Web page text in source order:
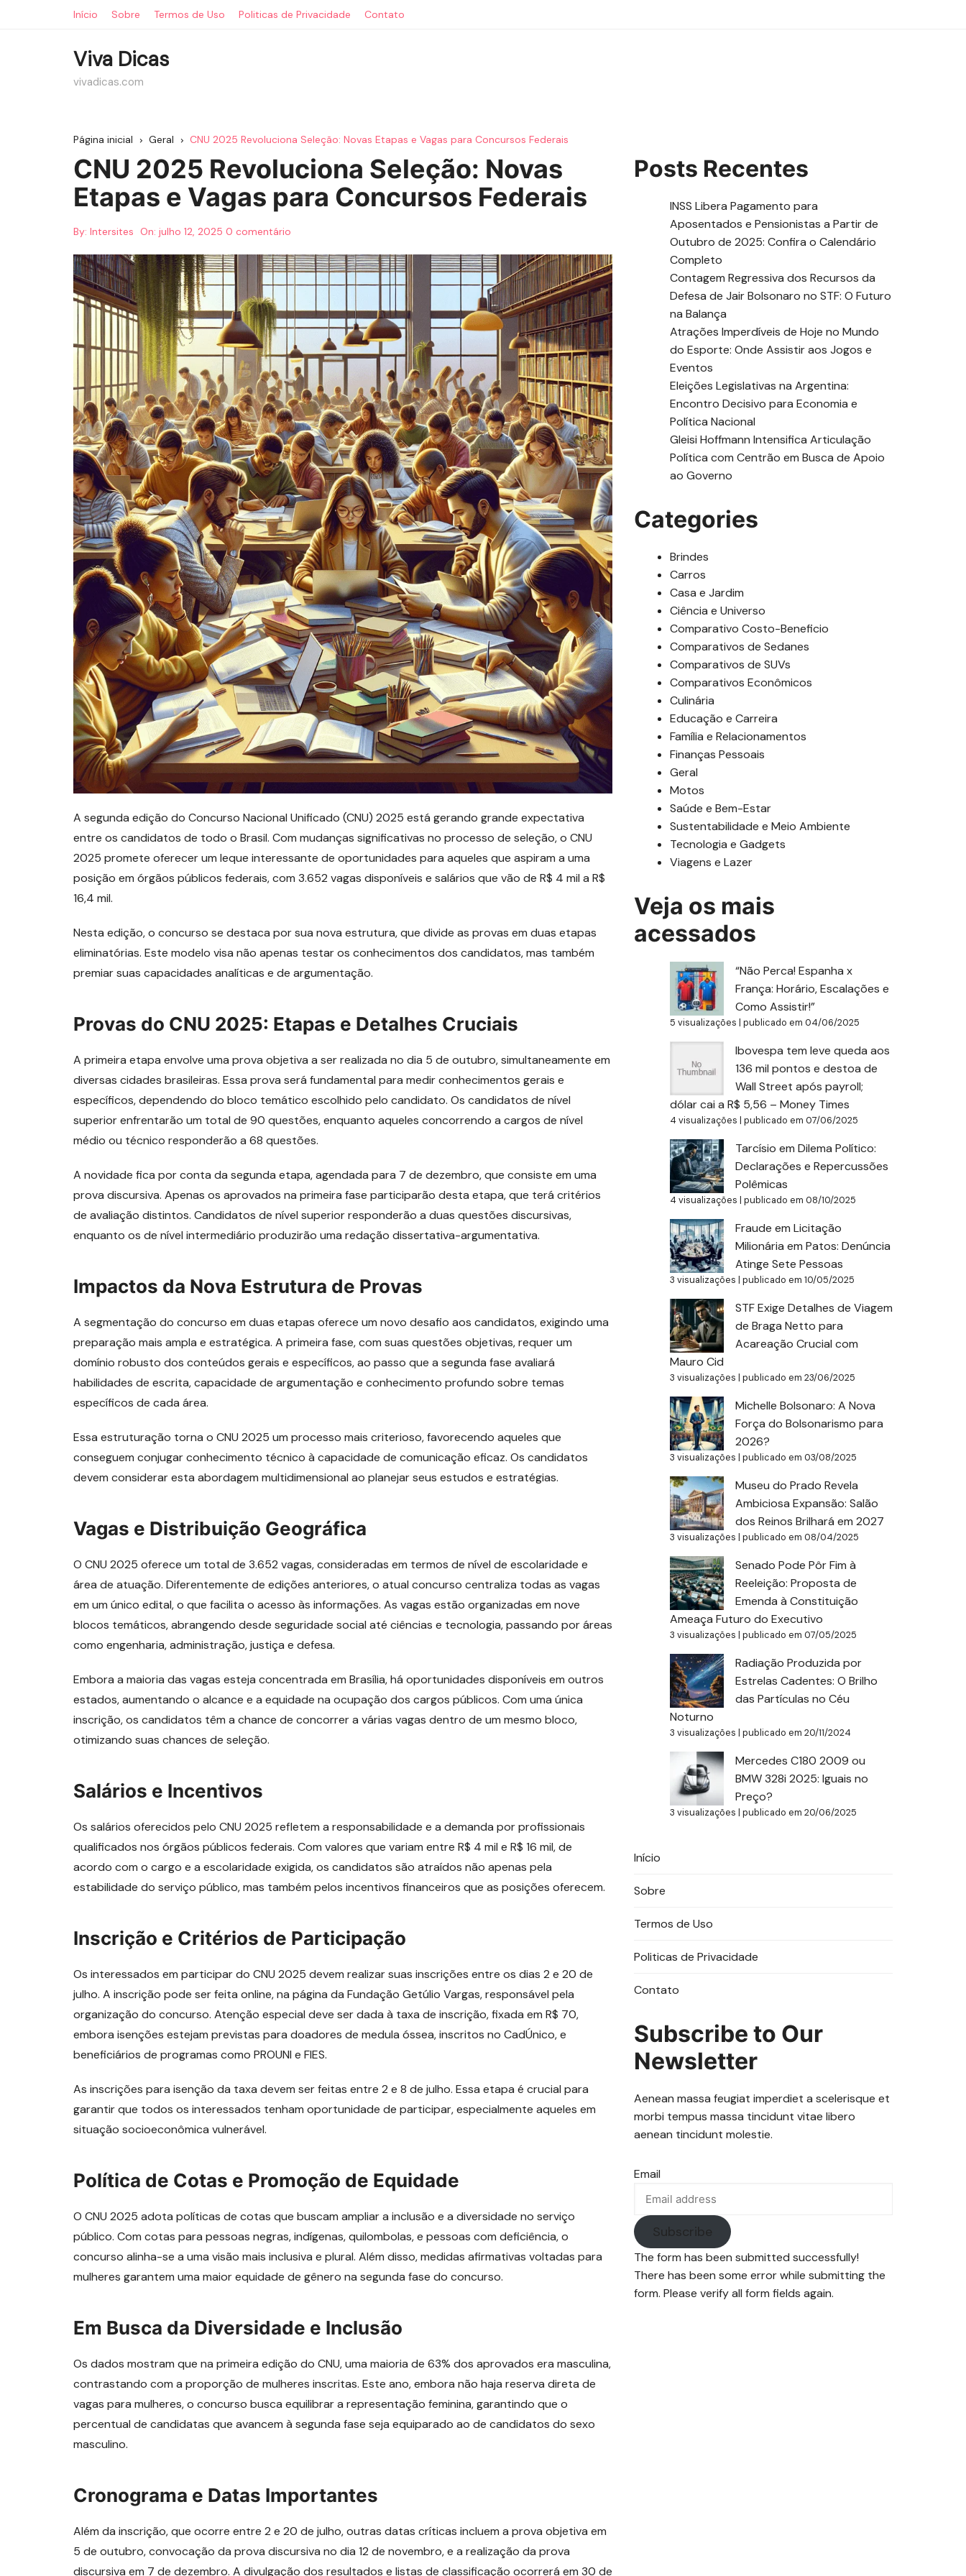
Início Sobre Termos de Uso Politicas de Privacidade Contato
Viva Dicas
vivadicas.com
Página inicial Geral CNU 2025 Revoluciona Seleção: Novas Etapas e Vagas para Concursos Federais
CNU 2025 Revoluciona Seleção: Novas
Etapas e Vagas para Concursos Federais
By: Intersites On: julho 12, 2025 0 comentário
A segunda edição do Concurso Nacional Unificado (CNU) 2025 está gerando grande expectativa
entre os candidatos de todo o Brasil. Com mudanças significativas no processo de seleção, o CNU
2025 promete oferecer um leque interessante de oportunidades para aqueles que aspiram a uma
posição em órgãos públicos federais, com 3.652 vagas disponíveis e salários que vão de R$ 4 mil a R$
16,4 mil.
Nesta edição, o concurso se destaca por sua nova estrutura, que divide as provas em duas etapas
eliminatórias. Este modelo visa não apenas testar os conhecimentos dos candidatos, mas também
premiar suas capacidades analíticas e de argumentação.
Provas do CNU 2025: Etapas e Detalhes Cruciais
A primeira etapa envolve uma prova objetiva a ser realizada no dia 5 de outubro, simultaneamente em
diversas cidades brasileiras. Essa prova será fundamental para medir conhecimentos gerais e
específicos, dependendo do bloco temático escolhido pelo candidato. Os candidatos de nível
superior enfrentarão um total de 90 questões, enquanto aqueles concorrendo a cargos de nível
médio ou técnico responderão a 68 questões.
A novidade fica por conta da segunda etapa, agendada para 7 de dezembro, que consiste em uma
prova discursiva. Apenas os aprovados na primeira fase participarão desta etapa, que terá critérios
de avaliação distintos. Candidatos de nível superior responderão a duas questões discursivas,
enquanto os de nível intermediário produzirão uma redação dissertativa-argumentativa.
Impactos da Nova Estrutura de Provas
A segmentação do concurso em duas etapas oferece um novo desafio aos candidatos, exigindo uma
preparação mais ampla e estratégica. A primeira fase, com suas questões objetivas, requer um
domínio robusto dos conteúdos gerais e específicos, ao passo que a segunda fase avaliará
habilidades de escrita, capacidade de argumentação e conhecimento profundo sobre temas
específicos de cada área.
Essa estruturação torna o CNU 2025 um processo mais criterioso, favorecendo aqueles que
conseguem conjugar conhecimento técnico à capacidade de comunicação eficaz. Os candidatos
devem considerar esta abordagem multidimensional ao planejar seus estudos e estratégias.
Vagas e Distribuição Geográfica
O CNU 2025 oferece um total de 3.652 vagas, consideradas em termos de nível de escolaridade e
área de atuação. Diferentemente de edições anteriores, o atual concurso centraliza todas as vagas
em um único edital, o que facilita o acesso às informações. As vagas estão organizadas em nove
blocos temáticos, abrangendo desde seguridade social até ciências e tecnologia, passando por áreas
como engenharia, administração, justiça e defesa.
Embora a maioria das vagas esteja concentrada em Brasília, há oportunidades disponíveis em outros
estados, aumentando o alcance e a equidade na ocupação dos cargos públicos. Com uma única
inscrição, os candidatos têm a chance de concorrer a várias vagas dentro de um mesmo bloco,
otimizando suas chances de seleção.
Salários e Incentivos
Os salários oferecidos pelo CNU 2025 refletem a responsabilidade e a demanda por profissionais
qualificados nos órgãos públicos federais. Com valores que variam entre R$ 4 mil e R$ 16 mil, de
acordo com o cargo e a escolaridade exigida, os candidatos são atraídos não apenas pela
estabilidade do serviço público, mas também pelos incentivos financeiros que as posições oferecem.
Inscrição e Critérios de Participação
Os interessados em participar do CNU 2025 devem realizar suas inscrições entre os dias 2 e 20 de
julho. A inscrição pode ser feita online, na página da Fundação Getúlio Vargas, responsável pela
organização do concurso. Atenção especial deve ser dada à taxa de inscrição, fixada em R$ 70,
embora isenções estejam previstas para doadores de medula óssea, inscritos no CadÚnico, e
beneficiários de programas como PROUNI e FIES.
As inscrições para isenção da taxa devem ser feitas entre 2 e 8 de julho. Essa etapa é crucial para
garantir que todos os interessados tenham oportunidade de participar, especialmente aqueles em
situação socioeconômica vulnerável.
Política de Cotas e Promoção de Equidade
O CNU 2025 adota políticas de cotas que buscam ampliar a inclusão e a diversidade no serviço
público. Com cotas para pessoas negras, indígenas, quilombolas, e pessoas com deficiência, o
concurso alinha-se a uma visão mais inclusiva e plural. Além disso, medidas afirmativas voltadas para
mulheres garantem uma maior equidade de gênero na segunda fase do concurso.
Em Busca da Diversidade e Inclusão
Os dados mostram que na primeira edição do CNU, uma maioria de 63% dos aprovados era masculina,
contrastando com a proporção de mulheres inscritas. Este ano, embora não haja reserva direta de
vagas para mulheres, o concurso busca equilibrar a representação feminina, garantindo que o
percentual de candidatas que avancem à segunda fase seja equiparado ao de candidatos do sexo
masculino.
Cronograma e Datas Importantes
Além da inscrição, que ocorre entre 2 e 20 de julho, outras datas críticas incluem a prova objetiva em
5 de outubro, convocação da prova discursiva no dia 12 de novembro, e a realização da prova
discursiva em 7 de dezembro. A divulgação dos resultados e listas de classificação ocorrerá em 30 de
Posts Recentes
INSS Libera Pagamento para
Aposentados e Pensionistas a Partir de
Outubro de 2025: Confira o Calendário
Completo
Contagem Regressiva dos Recursos da
Defesa de Jair Bolsonaro no STF: O Futuro
na Balança
Atrações Imperdíveis de Hoje no Mundo
do Esporte: Onde Assistir aos Jogos e
Eventos
Eleições Legislativas na Argentina:
Encontro Decisivo para Economia e
Política Nacional
Gleisi Hoffmann Intensifica Articulação
Política com Centrão em Busca de Apoio
ao Governo
Categories
Brindes
Carros
Casa e Jardim
Ciência e Universo
Comparativo Costo-Beneficio
Comparativos de Sedanes
Comparativos de SUVs
Comparativos Econômicos
Culinária
Educação e Carreira
Família e Relacionamentos
Finanças Pessoais
Geral
Motos
Saúde e Bem-Estar
Sustentabilidade e Meio Ambiente
Tecnologia e Gadgets
Viagens e Lazer
Veja os mais
acessados
“Não Perca! Espanha x
França: Horário, Escalações e
Como Assistir!”
5 visualizações | publicado em 04/06/2025
Ibovespa tem leve queda aos
136 mil pontos e destoa de
Wall Street após payroll;
dólar cai a R$ 5,56 – Money Times
4 visualizações | publicado em 07/06/2025
Tarcísio em Dilema Político:
Declarações e Repercussões
Polêmicas
4 visualizações | publicado em 08/10/2025
Fraude em Licitação
Milionária em Patos: Denúncia
Atinge Sete Pessoas
3 visualizações | publicado em 10/05/2025
STF Exige Detalhes de Viagem
de Braga Netto para
Acareação Crucial com
Mauro Cid
3 visualizações | publicado em 23/06/2025
Michelle Bolsonaro: A Nova
Força do Bolsonarismo para
2026?
3 visualizações | publicado em 03/08/2025
Museu do Prado Revela
Ambiciosa Expansão: Salão
dos Reinos Brilhará em 2027
3 visualizações | publicado em 08/04/2025
Senado Pode Pôr Fim à
Reeleição: Proposta de
Emenda à Constituição
Ameaça Futuro do Executivo
3 visualizações | publicado em 07/05/2025
Radiação Produzida por
Estrelas Cadentes: O Brilho
das Partículas no Céu
Noturno
3 visualizações | publicado em 20/11/2024
Mercedes C180 2009 ou
BMW 328i 2025: Iguais no
Preço?
3 visualizações | publicado em 20/06/2025
Início
Sobre
Termos de Uso
Politicas de Privacidade
Contato
Subscribe to Our
Newsletter
Aenean massa feugiat imperdiet a scelerisque et
morbi tempus massa tincidunt vitae libero
aenean tincidunt molestie.
Email
Subscribe
The form has been submitted successfully!
There has been some error while submitting the
form. Please verify all form fields again.